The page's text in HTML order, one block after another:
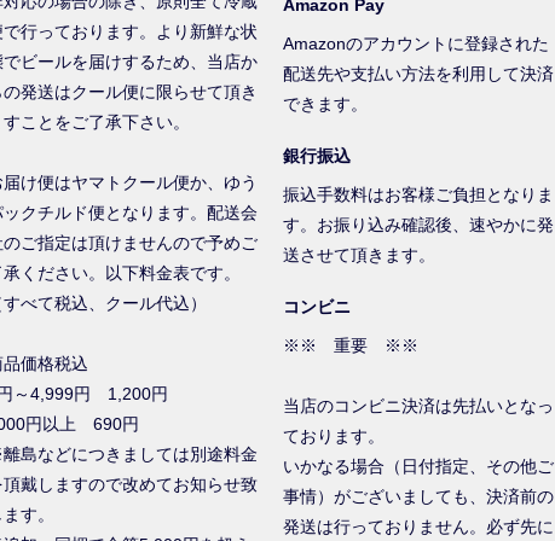
で行っております。より新鮮な状
でビールを届けするため、当店か
の発送はクール便に限らせて頂き
ことをご了承下さい。
届け便はヤマトクール便か、ゆう
ックチルド便となります。配送会
のご指定は頂けませんので予めご
ください。以下料金表です。
べて税込、クール代込）
品価格税込
～4,999円 1,200円
円以上 690円
島などにつきましては別途料金
頂戴しますので改めてお知らせ致
す。
Amazon Pay
Amazonのアカウントに登録された
配送先や支払い方法を利用して決済
できます。
銀行振込
振込手数料はお客様ご負担となりま
す。お振り込み確認後、速やかに発
送させて頂きます。
コンビニ
※※ 重要 ※※
当店のコンビニ決済は先払いとなっ
ております。
いかなる場合（日付指定、その他ご
事情）がございましても、決済前の
発送は行っておりません。必ず先に